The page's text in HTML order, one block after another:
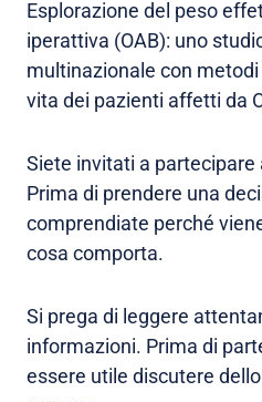
Esplorazione del peso
iperattiva (OAB): uno
multinazionale con
vita dei pazienti affetti da
Siete invitati a partecipare
Prima di prendere una
comprendiate perché
cosa comporta.
Si prega di leggere
informazioni. Prima di
essere utile discutere